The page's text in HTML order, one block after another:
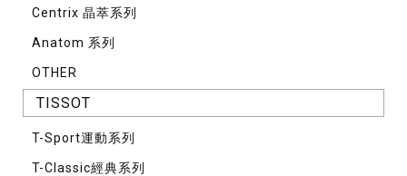
Centrix 晶萃系列
Anatom 系列
OTHER
TISSOT
T-Sport運動系列
T-Classic經典系列